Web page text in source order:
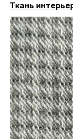
Ткань